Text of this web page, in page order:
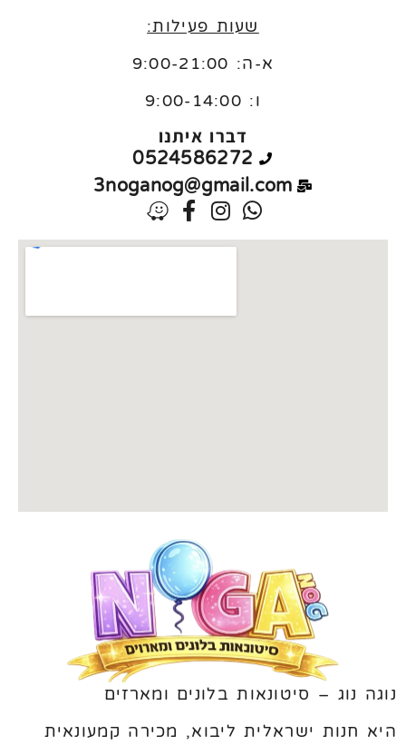
שעות פעילות:
א-ה: 9:00-21:00
ו: 9:00-14:00
דברו איתנו
0524586272
3noganog@gmail.com
נוגה נוג – סיטונאות בלונים ומארזים
היא חנות ישראלית ליבוא, מכירה קמעונאית